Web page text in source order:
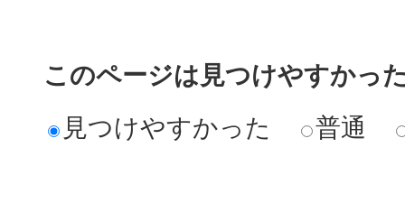
このページは見つけやすかっ
見つけやすかった
普通